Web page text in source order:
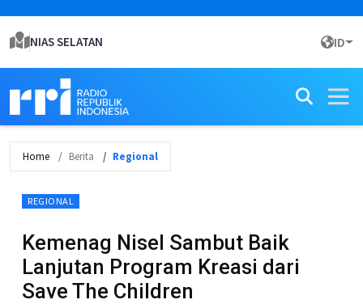
NIAS SELATAN ID
Home Berita Regional
REGIONAL
Kemenag Nisel Sambut Baik
Lanjutan Program Kreasi dari
Save The Children